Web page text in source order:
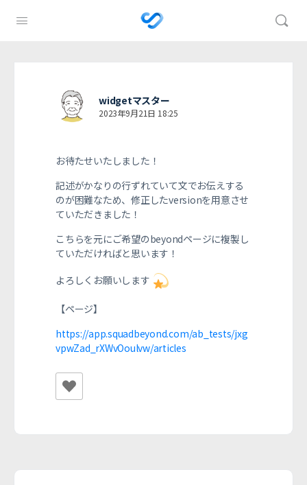
widgetマスター
2023年9月21日 18:25
お待たせいたしました！
記述がかなりの行ずれていて文でお伝えする
のが困難なため、修正したversionを用意させ
ていただきました！
こちらを元にご希望のbeyondページに複製し
ていただければと思います！
よろしくお願いします
【ページ】
https://app.squadbeyond.com/ab_tests/jxg
vpwZad_rXWvOoulvw/articles